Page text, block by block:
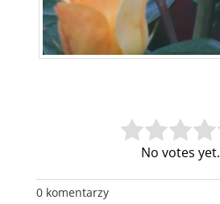
No votes yet.
0 komentarzy